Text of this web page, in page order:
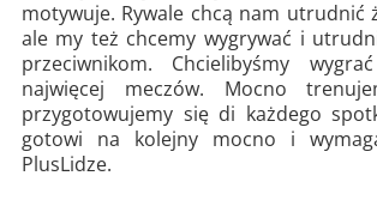
motywuje. Rywale chcą nam utrudnić
ale my też chcemy wygrywać i
przeciwnikom. Chcielibyśmy
najwięcej meczów. Mocno
przygotowujemy się di każdego
gotowi na kolejny mocno i
PlusLidze.